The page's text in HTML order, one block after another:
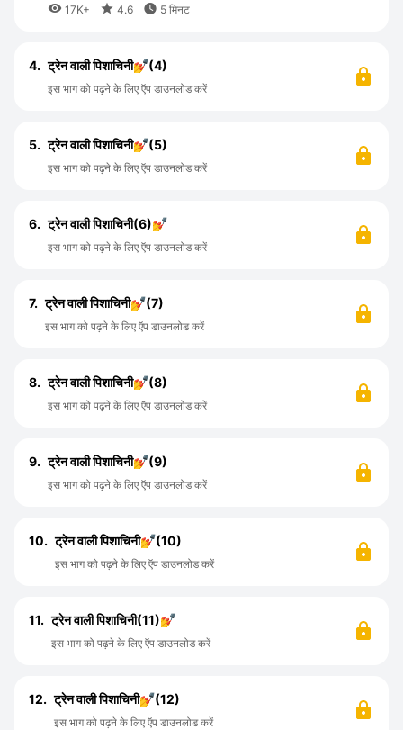
 17K+  4.6  5 मिनट
4. ट्रेन वाली पिशाचिनी💅(4)
इस भाग को पढ़ने के लिए ऍप डाउनलोड करें
5. ट्रेन वाली पिशाचिनी💅(5)
इस भाग को पढ़ने के लिए ऍप डाउनलोड करें
6. ट्रेन वाली पिशाचिनी(6)💅
इस भाग को पढ़ने के लिए ऍप डाउनलोड करें
7. ट्रेन वाली पिशाचिनी💅(7)
इस भाग को पढ़ने के लिए ऍप डाउनलोड करें
8. ट्रेन वाली पिशाचिनी💅(8)
इस भाग को पढ़ने के लिए ऍप डाउनलोड करें
9. ट्रेन वाली पिशाचिनी💅(9)
इस भाग को पढ़ने के लिए ऍप डाउनलोड करें
10. ट्रेन वाली पिशाचिनी💅(10)
इस भाग को पढ़ने के लिए ऍप डाउनलोड करें
11. ट्रेन वाली पिशाचिनी(11)💅
इस भाग को पढ़ने के लिए ऍप डाउनलोड करें
12. ट्रेन वाली पिशाचिनी💅(12)
इस भाग को पढ़ने के लिए ऍप डाउनलोड करें